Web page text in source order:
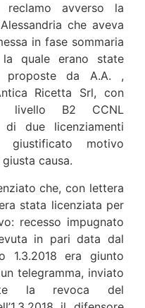
avverso la
che aveva
in fase sommaria
quale erano state
proposte da A.A. ,
Ricetta Srl, con
livello B2 CCNL
due licenziamenti
motivo
causa.
che, con lettera
stata licenziata per
recesso impugnato
in pari data dal
era giunto
telegramma, inviato
la revoca del